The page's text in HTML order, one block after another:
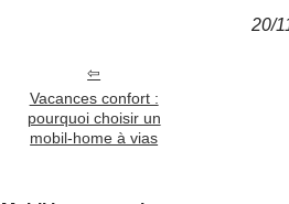
20/
Vacances confort :
pourquoi choisir un
mobil-home à vias